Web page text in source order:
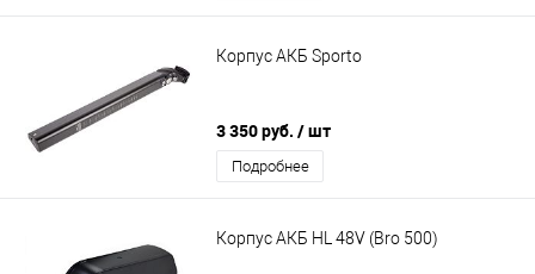
Корпус АКБ Sporto
3 350 руб. / шт
Подробнее
Корпус АКБ HL 48V (Bro 500)